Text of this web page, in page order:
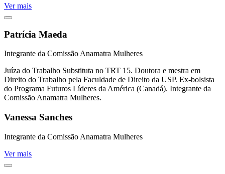
Ver mais
Patrícia Maeda
Integrante da Comissão Anamatra Mulheres
Juíza do Trabalho Substituta no TRT 15. Doutora e mestra em
Direito do Trabalho pela Faculdade de Direito da USP. Ex-bolsista
do Programa Futuros Líderes da América (Canadá). Integrante da
Comissão Anamatra Mulheres.
Vanessa Sanches
Integrante da Comissão Anamatra Mulheres
Ver mais